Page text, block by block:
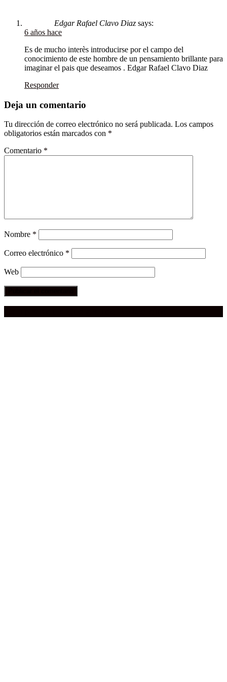
Edgar Rafael Clavo Diaz says:
6 años hace
Es de mucho interès introducirse por el campo del
conocimiento de este hombre de un pensamiento brillante para
imaginar el pais que deseamos . Edgar Rafael Clavo Diaz
Responder
Deja un comentario
Tu dirección de correo electrónico no será publicada. Los campos
obligatorios están marcados con *
Comentario *
Nombre *
Correo electrónico *
Web